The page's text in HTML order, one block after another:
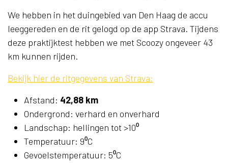
We hebben in het duingebied van Den Haag de accu
leeggereden en de rit gelogd op de app Strava. Tijdens
deze praktijktest hebben we met Scoozy ongeveer 43
km kunnen rijden.
Bekijk hier de ritgegevens van Strava:
Afstand: 42,88 km
Ondergrond: verhard en onverhard
Landschap: hellingen tot >10⁰
Temperatuur: 9⁰C
Gevoelstemperatuur: 5⁰C